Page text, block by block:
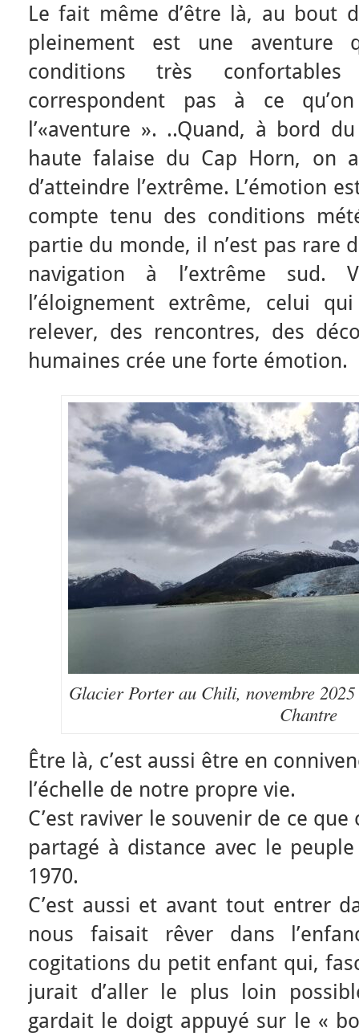
Le fait même d’être là, au bout
pleinement est une aventure
conditions très
correspondent pas à ce
l’«aventure ». ..Quand, à bord
haute falaise du Cap Horn, on
d’atteindre l’extrême. L’émotion
compte tenu des conditions
partie du monde, il n’est pas rare
navigation à l’extrême sud.
l’éloignement extrême, celui
relever, des rencontres, des
humaines crée une forte émotion.
Glacier Porter au Chili, novembre
Chantre
Être là, c’est aussi être en
l’échelle de notre propre vie.
C’est raviver le souvenir de ce
partagé à distance avec le
1970.
C’est aussi et avant tout entrer
nous faisait rêver dans
cogitations du petit enfant qui,
jurait d’aller le plus loin
gardait le doigt appuyé sur le «